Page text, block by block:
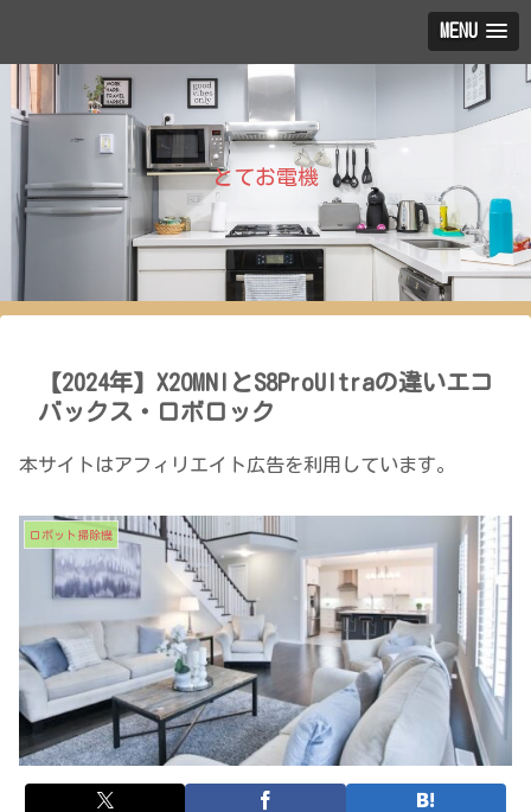
MENU
とてお電機
【2024年】X2OMNIとS8ProUltraの違いエコ
バックス・ロボロック
本サイトはアフィリエイト広告を利用しています。
ロボット掃除機